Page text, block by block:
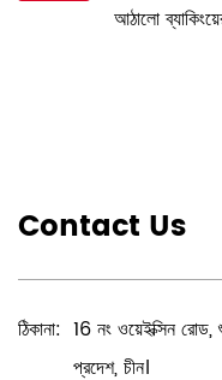
আঠালো
Contact Us
ঠিকানা: 16 নং ওয়েইক্সিন রোড,
প্রদেশ, চীন।